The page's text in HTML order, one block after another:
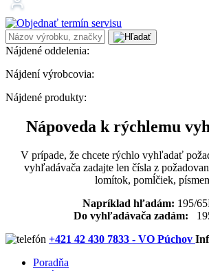
Nájdené oddelenia:
Nájdení výrobcovia:
Nájdené produkty:
Nápoveda k rýchlemu
V prípade, že chcete rýchlo vyhľadať
vyhľadávača zadajte len čísla z
lomítok, pomĺčiek,
Napríklad hľadám: 195/
Do vyhľadávača zadám:
+421 42 430 7833 - VO Púchov
Poradňa